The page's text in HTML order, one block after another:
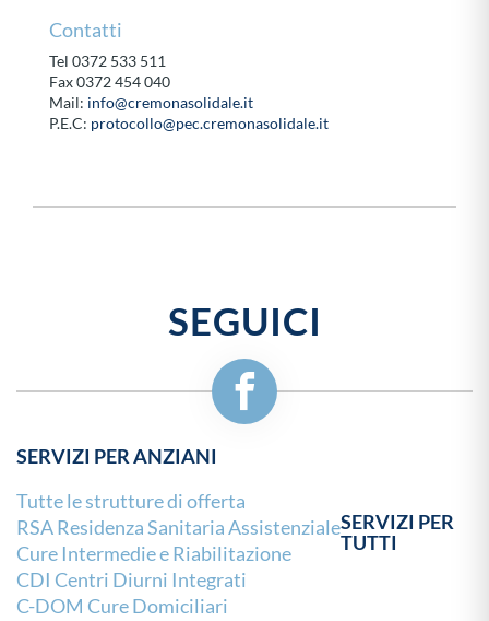
Contatti
Tel 0372 533 511
Fax 0372 454 040
Mail: info@cremonasolidale.it
P.E.C: protocollo@pec.cremonasolidale.it
SEGUICI
SERVIZI PER ANZIANI
Tutte le strutture di offerta
RSA Residenza Sanitaria Assistenziale
Cure Intermedie e Riabilitazione
CDI Centri Diurni Integrati
C-DOM Cure Domiciliari
SERVIZI PER
TUTTI